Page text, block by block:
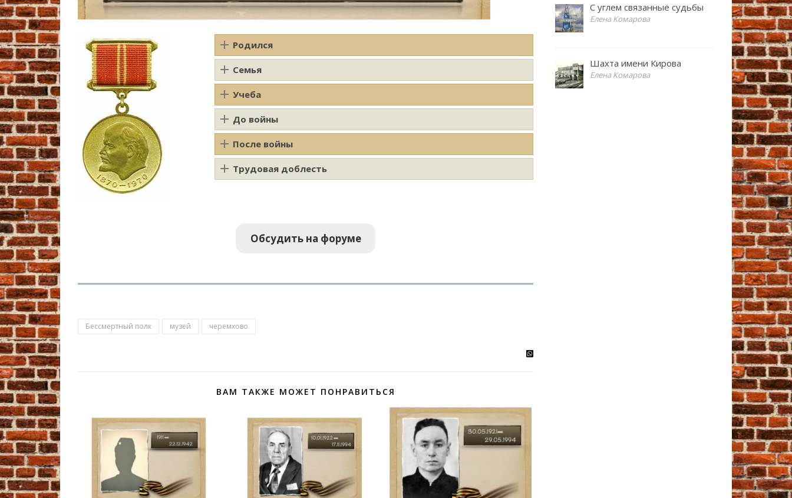
Родился
Семья
Учеба
До войны
После войны
Трудовая доблесть
Обсудить на форуме
Бессмертный полк музей черемхово
ВАМ ТАКЖЕ МОЖЕТ ПОНРАВИТЬСЯ
С углем связанные судьбы
Елена Комарова
Шахта имени Кирова
Елена Комарова